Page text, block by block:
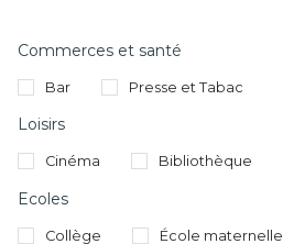
Commerces et santé
Bar Presse et Tabac
Loisirs
Cinéma Bibliothèque
Ecoles
Collège École maternelle